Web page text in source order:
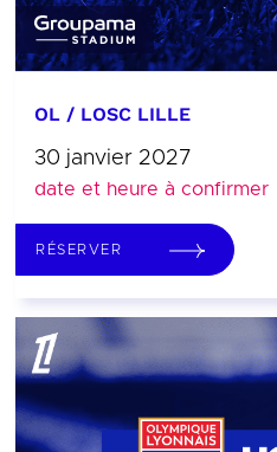
OL / LOSC LILLE
30 janvier 2027
date et heure à confirmer
RÉSERVER